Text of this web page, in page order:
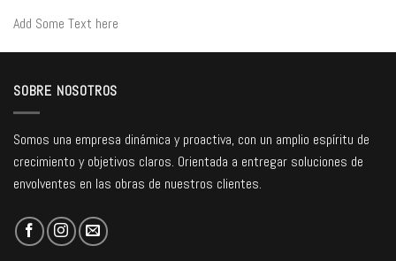
Add Some Text here
SOBRE NOSOTROS
Somos una empresa dinámica y proactiva, con un amplio espíritu de
crecimiento y objetivos claros. Orientada a entregar soluciones de
envolventes en las obras de nuestros clientes.